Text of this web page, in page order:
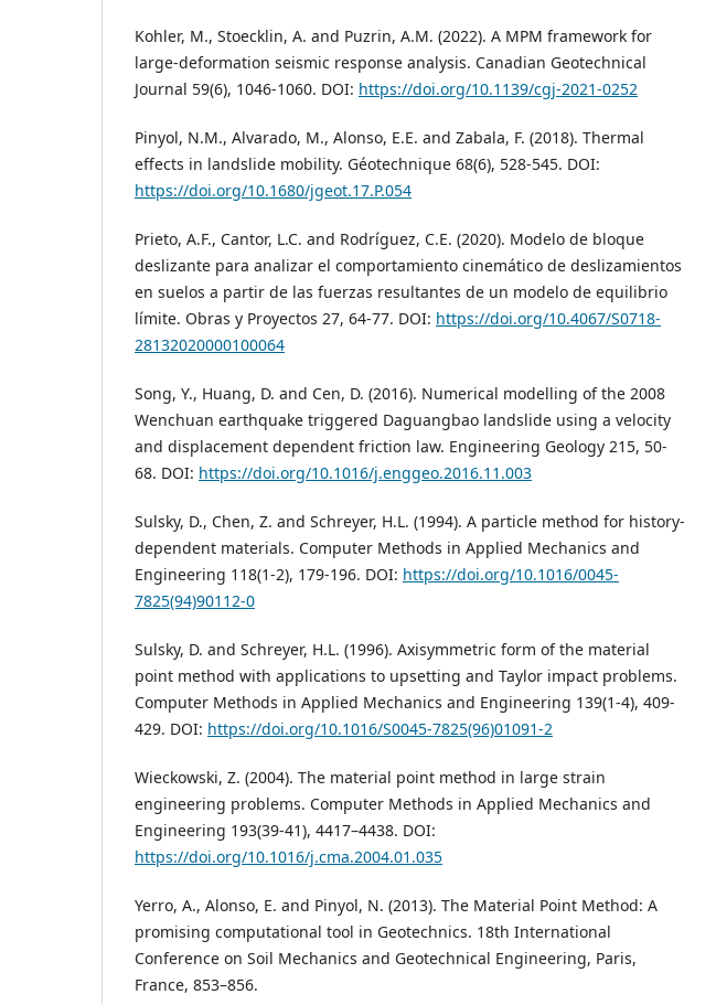
Kohler, M., Stoecklin, A. and Puzrin, A.M. (2022). A MPM framework for
large-deformation seismic response analysis. Canadian Geotechnical
Journal 59(6), 1046-1060. DOI: https://doi.org/10.1139/cgj-2021-0252
Pinyol, N.M., Alvarado, M., Alonso, E.E. and Zabala, F. (2018). Thermal
effects in landslide mobility. Géotechnique 68(6), 528-545. DOI:
https://doi.org/10.1680/jgeot.17.P.054
Prieto, A.F., Cantor, L.C. and Rodríguez, C.E. (2020). Modelo de bloque
deslizante para analizar el comportamiento cinemático de deslizamientos
en suelos a partir de las fuerzas resultantes de un modelo de equilibrio
límite. Obras y Proyectos 27, 64-77. DOI: https://doi.org/10.4067/S0718-
28132020000100064
Song, Y., Huang, D. and Cen, D. (2016). Numerical modelling of the 2008
Wenchuan earthquake triggered Daguangbao landslide using a velocity
and displacement dependent friction law. Engineering Geology 215, 50-
68. DOI: https://doi.org/10.1016/j.enggeo.2016.11.003
Sulsky, D., Chen, Z. and Schreyer, H.L. (1994). A particle method for history-
dependent materials. Computer Methods in Applied Mechanics and
Engineering 118(1-2), 179-196. DOI: https://doi.org/10.1016/0045-
7825(94)90112-0
Sulsky, D. and Schreyer, H.L. (1996). Axisymmetric form of the material
point method with applications to upsetting and Taylor impact problems.
Computer Methods in Applied Mechanics and Engineering 139(1-4), 409-
429. DOI: https://doi.org/10.1016/S0045-7825(96)01091-2
Wieckowski, Z. (2004). The material point method in large strain
engineering problems. Computer Methods in Applied Mechanics and
Engineering 193(39-41), 4417–4438. DOI:
https://doi.org/10.1016/j.cma.2004.01.035
Yerro, A., Alonso, E. and Pinyol, N. (2013). The Material Point Method: A
promising computational tool in Geotechnics. 18th International
Conference on Soil Mechanics and Geotechnical Engineering, Paris,
France, 853–856.